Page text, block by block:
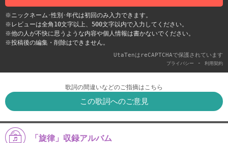
※ニックネーム･性別･年代は初回のみ入力できます。
※レビューは全角10文字以上、500文字以内で入力してください。
※他の人が不快に思うような内容や個人情報は書かないでください。
※投稿後の編集・削除はできません。
UtaTenはreCAPTCHAで保護されています
プライバシー - 利用契約
歌詞の間違いなどのご指摘はこちら
この歌詞へのご意見
「旋律」収録アルバム